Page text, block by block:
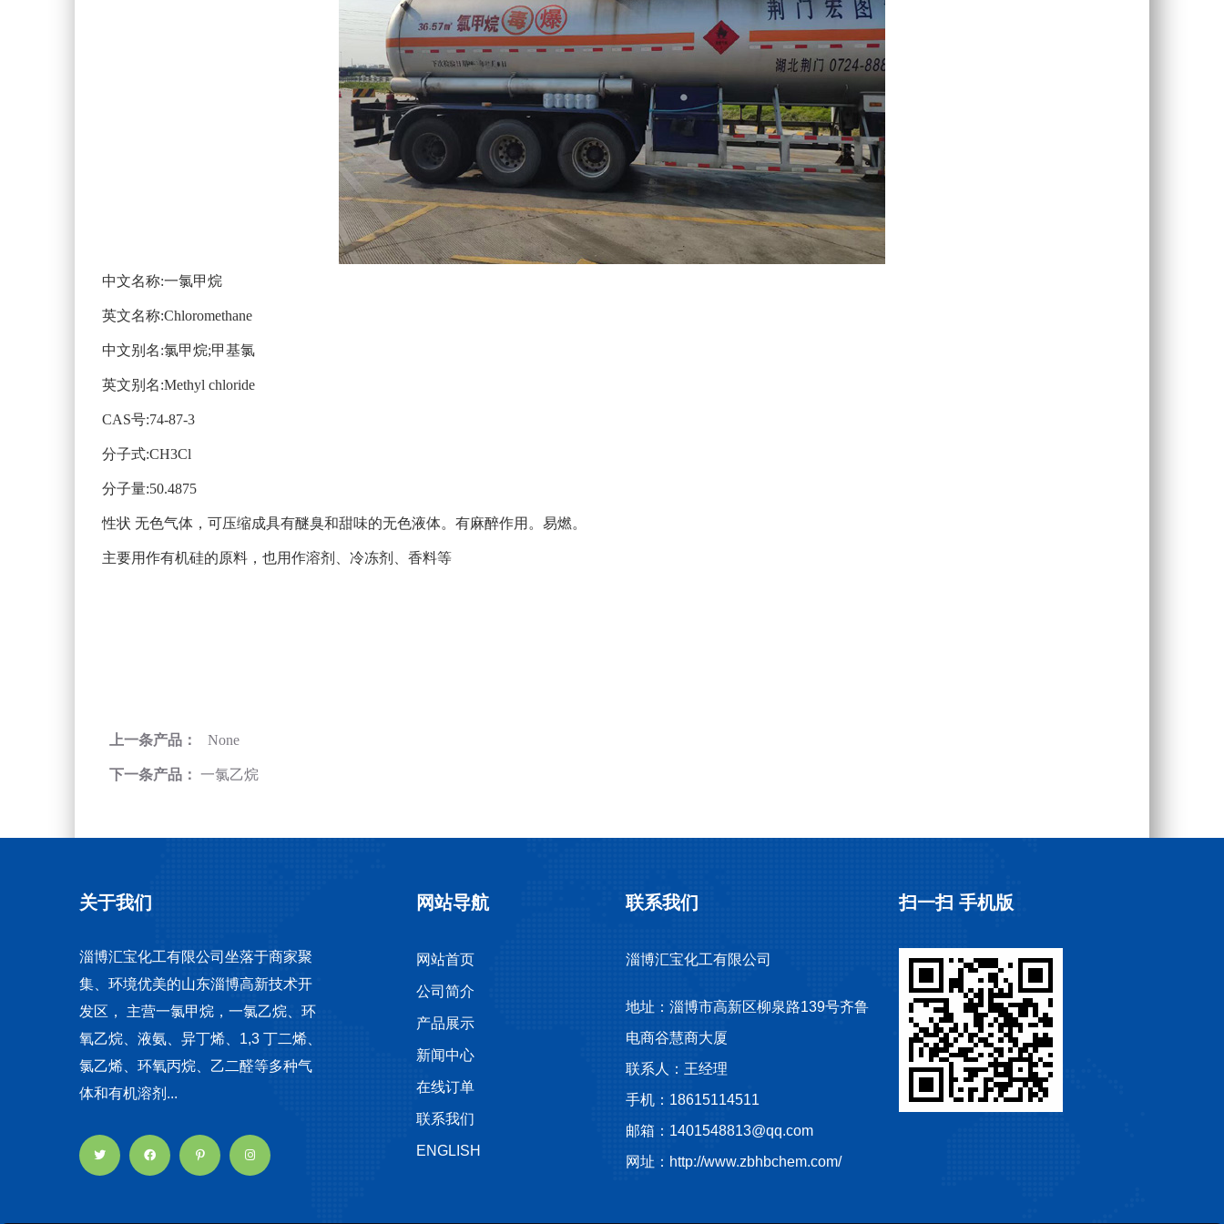
中文名称:一氯甲烷
英文名称:Chloromethane
中文别名:氯甲烷;甲基氯
英文别名:Methyl chloride
CAS号:74-87-3
分子式:CH3Cl
分子量:50.4875
性状 无色气体，可压缩成具有醚臭和甜味的无色液体。有麻醉作用。易燃。
主要用作有机硅的原料，也用作溶剂、冷冻剂、香料等
上一条产品： None
下一条产品： 一氯乙烷
关于我们
淄博汇宝化工有限公司坐落于商家聚
集、环境优美的山东淄博高新技术开
发区， 主营一氯甲烷，一氯乙烷、环
氧乙烷、液氨、异丁烯、1,3 丁二烯、
氯乙烯、环氧丙烷、乙二醛等多种气
体和有机溶剂...
网站导航
网站首页
公司简介
产品展示
新闻中心
在线订单
联系我们
ENGLISH
联系我们
淄博汇宝化工有限公司
地址：淄博市高新区柳泉路139号齐鲁
电商谷慧商大厦
联系人：王经理
手机：18615114511
邮箱：1401548813@qq.com
网址：http://www.zbhbchem.com/
扫一扫 手机版